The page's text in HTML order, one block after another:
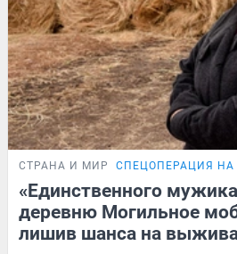
СТРАНА И МИР СПЕЦОПЕРАЦИЯ НА
«Единственного
деревню Могильное
лишив шанса на